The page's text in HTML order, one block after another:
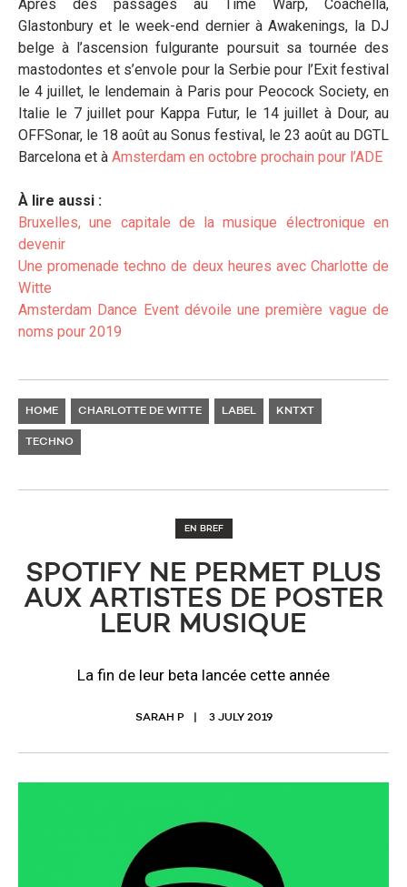
Après des passages au Time Warp, Coachella,
Glastonbury et le week-end dernier à Awakenings, la DJ
belge à l’ascension fulgurante poursuit sa tournée des
mastodontes et s’envole pour la Serbie pour l’Exit festival
le 4 juillet, le lendemain à Paris pour Peocock Society, en
Italie le 7 juillet pour Kappa Futur, le 14 juillet à Dour, au
OFFSonar, le 18 août au Sonus festival, le 23 août au DGTL
Barcelona et à Amsterdam en octobre prochain pour l’ADE
À lire aussi :
Bruxelles, une capitale de la musique électronique en
devenir
Une promenade techno de deux heures avec Charlotte de
Witte
Amsterdam Dance Event dévoile une première vague de
noms pour 2019
HOME CHARLOTTE DE WITTE LABEL KNTXT
TECHNO
EN BREF
SPOTIFY NE PERMET PLUS
AUX ARTISTES DE POSTER
LEUR MUSIQUE
La fin de leur beta lancée cette année
SARAH P 3 JULY 2019